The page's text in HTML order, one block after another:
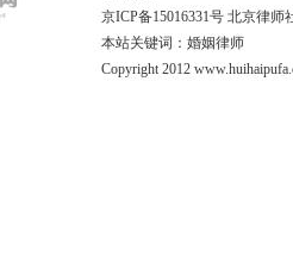
京ICP备15016331号 北京律师
本站关键词：婚姻律师
Copyright 2012